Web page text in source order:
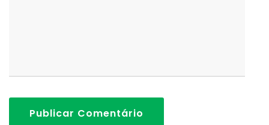
Publicar Comentário